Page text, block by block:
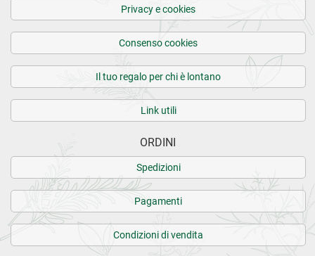
Privacy e cookies
Consenso cookies
Il tuo regalo per chi è lontano
Link utili
ORDINI
Spedizioni
Pagamenti
Condizioni di vendita